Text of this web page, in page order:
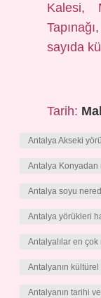
Kalesi,
sayıda
Tarih:
Antalya Akseki
Antalya Konyadan
Antalya soyu
Antalya yörükleri
Antalyalılar en çok
Antalyanın
Antalyanın tarihi